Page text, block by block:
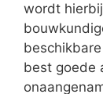
wordt
best goede